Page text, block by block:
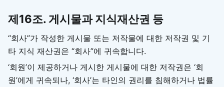
제16조. 게시물과 지식재산권 등
“회사”가 작성한 게시물 또는 저작물에 대한 저작권 및 기
타 지식 재산권은 “회사”에 귀속합니다.
‘회원’이 제공하거나 게시한 게시물에 대한 저작권은 ‘회
원’에게 귀속되나, ‘회사’는 타인의 권리를 침해하거나 법률